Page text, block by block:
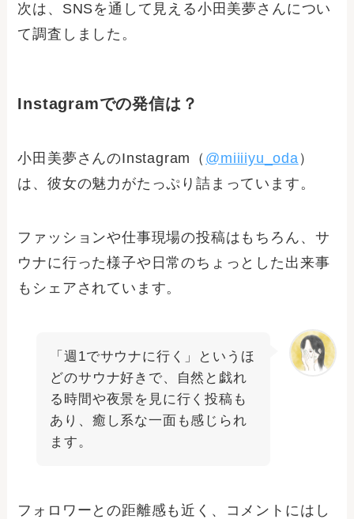
次は、SNSを通して見える小田美夢さんについ
て調査しました。
Instagramでの発信は？
小田美夢さんのInstagram（ @miiiiyu_oda ）
は、彼女の魅力がたっぷり詰まっています。
ファッションや仕事現場の投稿はもちろん、サ
ウナに行った様子や日常のちょっとした出来事
もシェアされています。
「週1でサウナに行く」というほ
どのサウナ好きで、自然と戯れ
る時間や夜景を見に行く投稿も
あり、癒し系な一面も感じられ
ます。
フォロワーとの距離感も近く、コメントにはし